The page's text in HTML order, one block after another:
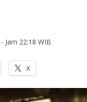
Jam 22:18 WIB
X